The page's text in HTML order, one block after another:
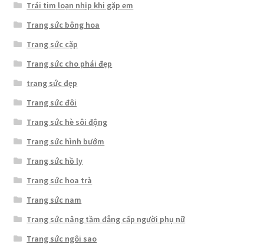
Trái tim loạn nhịp khi gặp em
Trang sức bông hoa
Trang sức cặp
Trang sức cho phái đẹp
trang sức đẹp
Trang sức đôi
Trang sức hè sôi động
Trang sức hình bướm
Trang sức hồ ly
Trang sức hoa trà
Trang sức nam
Trang sức nâng tầm đẳng cấp người phụ nữ
Trang sức ngôi sao